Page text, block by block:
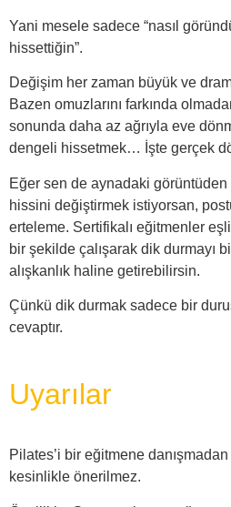
Yani mesele sadece “nasıl
hissettiğin”.
Değişim her zaman büyük ve
Bazen omuzlarını farkında
sonunda daha az ağrıyla eve
dengeli hissetmek… İşte gerçek
Eğer sen de aynadaki görüntüden
hissini değiştirmek istiyorsan,
erteleme. Sertifikalı eğitmenler
bir şekilde çalışarak dik durmayı
alışkanlık haline getirebilirsin.
Çünkü dik durmak sadece bir
cevaptır.
Uyarılar
Pilates’i bir eğitmene
kesinlikle önerilmez.